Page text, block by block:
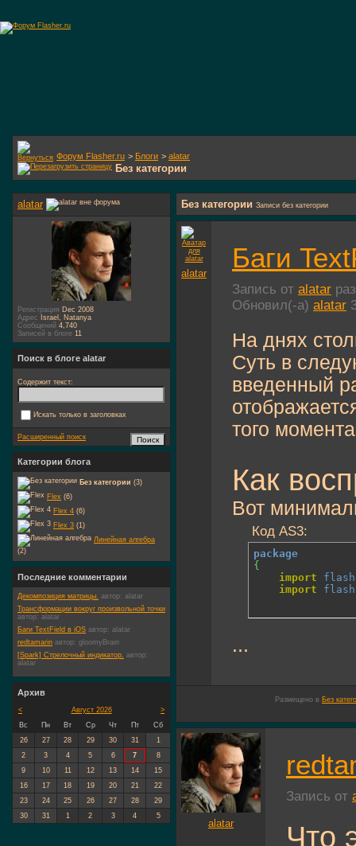
Форум Flasher.ru > Блоги > alatar
Без категории
Без категории Записи без категории
alatar
Баги
Запись от alatar
Обновил(-а) alatar
На днях
Суть в
введенный
того
Как
Вот
Код AS3:
package
{
import
import
...
Размещено в Без
alatar
Запись от
Что
alatar
Регистрация Dec 2008
Адрес Israel, Natanya
Сообщений 4,740
Записей в блоге 11
Поиск в блоге alatar
Содержит текст:
Искать только в заголовках
Расширенный поиск
Категории блога
Без категории (3)
Flex (6)
Flex 4 (6)
Flex 3 (1)
Линейная алгебра
(2)
Последние комментарии
Декомпозиция матрицы. автор: alatar
Трансформации вокруг произвольной точки
автор: alatar
Баги TextField в iOS автор: alatar
redtamarin автор: gloomyBrain
[Spark] Стрелочный индикатор. автор:
alatar
Архив
< >
Август 2026
Вс
Пн Вт Ср Чт Пт
Сб
26
27 28 29 30 31
1
2
3 4 5 6 7
8
9
10 11 12 13 14
15
16
17 18 19 20 21
22
23
24 25 26 27 28
29
30
31 1 2 3 4 5